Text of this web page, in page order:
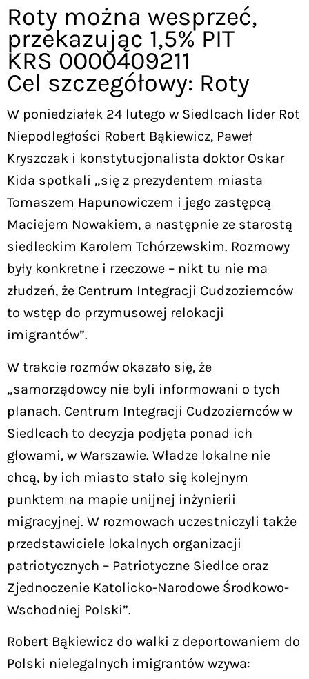
Roty można wesprzeć,
przekazując 1,5% PIT
KRS 0000409211
Cel szczegółowy: Roty
W poniedziałek 24 lutego w Siedlcach lider Rot
Niepodległości Robert Bąkiewicz, Paweł
Kryszczak i konstytucjonalista doktor Oskar
Kida spotkali „się z prezydentem miasta
Tomaszem Hapunowiczem i jego zastępcą
Maciejem Nowakiem, a następnie ze starostą
siedleckim Karolem Tchórzewskim. Rozmowy
były konkretne i rzeczowe – nikt tu nie ma
złudzeń, że Centrum Integracji Cudzoziemców
to wstęp do przymusowej relokacji
imigrantów”.
W trakcie rozmów okazało się, że
„samorządowcy nie byli informowani o tych
planach. Centrum Integracji Cudzoziemców w
Siedlcach to decyzja podjęta ponad ich
głowami, w Warszawie. Władze lokalne nie
chcą, by ich miasto stało się kolejnym
punktem na mapie unijnej inżynierii
migracyjnej. W rozmowach uczestniczyli także
przedstawiciele lokalnych organizacji
patriotycznych – Patriotyczne Siedlce oraz
Zjednoczenie Katolicko-Narodowe Środkowo-
Wschodniej Polski”.
Robert Bąkiewicz do walki z deportowaniem do
Polski nielegalnych imigrantów wzywa: